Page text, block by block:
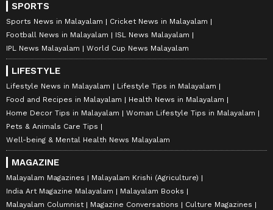
SPORTS
Sports News in Malayalam
Cricket News in Malayalam
Football News in Malayalam
ISL News Malayalam
IPL News Malayalam
World Cup News Malayalam
LIFESTYLE
Lifestyle News in Malayalam
Lifestyle Tips in Malayalam
Food and Recipes in Malayalam
Health News in Malayalam
Home Decor Tips in Malayalam
Woman Lifestyle Tips in Malayalam
Pets & Animals Care Tips
Well-being & Mental Health News Malayalam
MAGAZINE
Malayalam Magazines
Malayalam Krishi (Agriculture)
India Art Magazine Malayalam
Malayalam Books
Malayalam Columnist
Magazine Conversations
Culture Magazines